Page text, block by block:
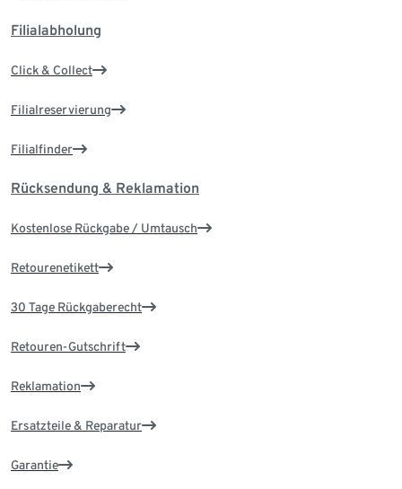
Filialabholung
Click & Collect
Filialreservierung
Filialfinder
Rücksendung & Reklamation
Kostenlose Rückgabe / Umtausch
Retourenetikett
30 Tage Rückgaberecht
Retouren-Gutschrift
Reklamation
Ersatzteile & Reparatur
Garantie